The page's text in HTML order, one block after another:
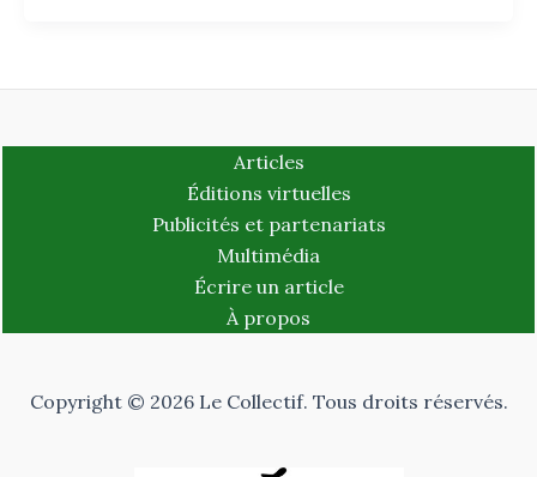
Articles
Éditions virtuelles
Publicités et partenariats
Multimédia
Écrire un article
À propos
Copyright © 2026 Le Collectif. Tous droits réservés.